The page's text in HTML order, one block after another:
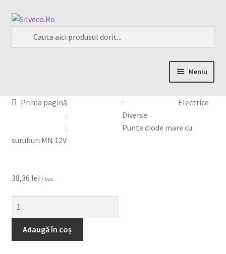
Meniu
My account
Contact
Prima pagină
Electrice
Diverse
Punte diode mare cu
suruburi MN 12V
38,36 lei / buc
Adaugă în coș